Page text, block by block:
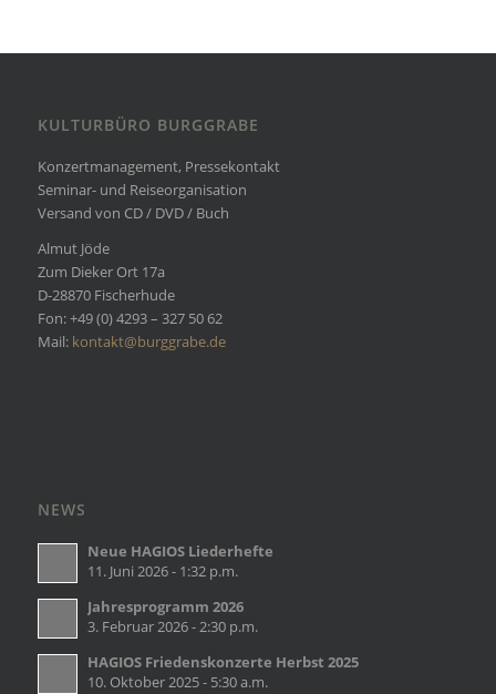
KULTURBÜRO BURGGRABE
Konzertmanagement, Pressekontakt
Seminar- und Reiseorganisation
Versand von CD / DVD / Buch
Almut Jöde
Zum Dieker Ort 17a
D-28870 Fischerhude
Fon: +49 (0) 4293 – 327 50 62
Mail: kontakt@burggrabe.de
NEWS
Neue HAGIOS Liederhefte
11. Juni 2026 - 1:32 p.m.
Jahresprogramm 2026
3. Februar 2026 - 2:30 p.m.
HAGIOS Friedenskonzerte Herbst 2025
10. Oktober 2025 - 5:30 a.m.